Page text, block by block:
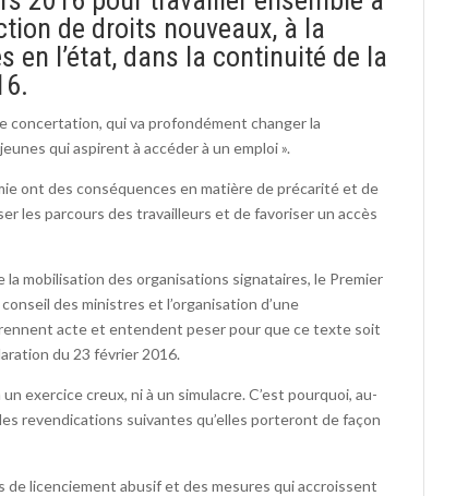
de droits nouveaux, à la
en l’état, dans la continuité de la
concertation, qui va profondément changer la
qui aspirent à accéder à un emploi ».
ont des conséquences en matière de précarité et de
les parcours des travailleurs et de favoriser un accès
mobilisation des organisations signataires, le Premier
des ministres et l’organisation d’une
acte et entendent peser pour que ce texte soit
du 23 février 2016.
exercice creux, ni à un simulacre. C’est pourquoi, au-
revendications suivantes qu’elles porteront de façon
de licenciement abusif et des mesures qui accroissent